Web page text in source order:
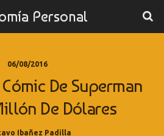
Personal
06/08/2016
De Superman
De Dólares
Ibañez Padilla